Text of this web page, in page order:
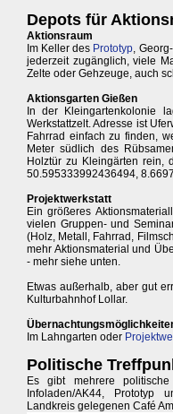
Depots für
Aktionsraum
Im Keller des Prototyp,
jederzeit zugänglich, viele
Zelte oder Gehzeuge, auch
Aktionsgarten Gießen
In der Kleingartenkolonie
Werkstattzelt. Adresse ist
Fahrrad einfach zu finden,
Meter südlich des
Holztür zu Kleingärten rein,
50.595333992436494,
Projektwerkstatt
Ein größeres
vielen Gruppen- und
(Holz, Metall, Fahrrad,
mehr Aktionsmaterial und
- mehr siehe unten.
Etwas außerhalb, aber gut
Kulturbahnhof Lollar.
Im Lahngarten oder
Politische
Es gibt mehrere
Infoladen/AK44, Prototyp
Landkreis gelegenen Café